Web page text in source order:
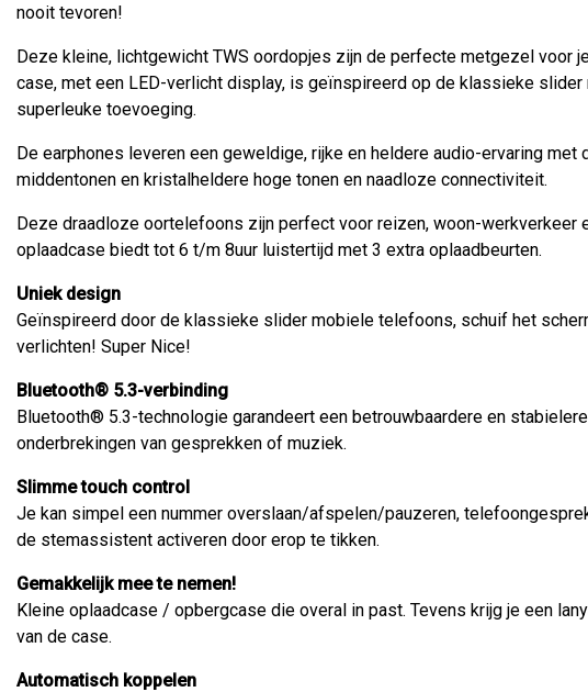
nooit tevoren!
Deze kleine, lichtgewicht TWS oordopjes zijn de perfecte metgezel voor
case, met een LED-verlicht display, is geïnspireerd op de klassieke
superleuke toevoeging.
De earphones leveren een geweldige, rijke en heldere audio-ervaring met
middentonen en kristalheldere hoge tonen en naadloze connectiviteit.
Deze draadloze oortelefoons zijn perfect voor reizen, woon-werkverkeer
oplaadcase biedt tot 6 t/m 8uur luistertijd met 3 extra oplaadbeurten.
Uniek design
Geïnspireerd door de klassieke slider mobiele telefoons, schuif het
verlichten! Super Nice!
Bluetooth® 5.3-verbinding
Bluetooth® 5.3-technologie garandeert een betrouwbaardere en
onderbrekingen van gesprekken of muziek.
Slimme touch control
Je kan simpel een nummer overslaan/afspelen/pauzeren,
de stemassistent activeren door erop te tikken.
Gemakkelijk mee te nemen!
Kleine oplaadcase / opbergcase die overal in past. Tevens krijg je een
van de case.
Automatisch koppelen